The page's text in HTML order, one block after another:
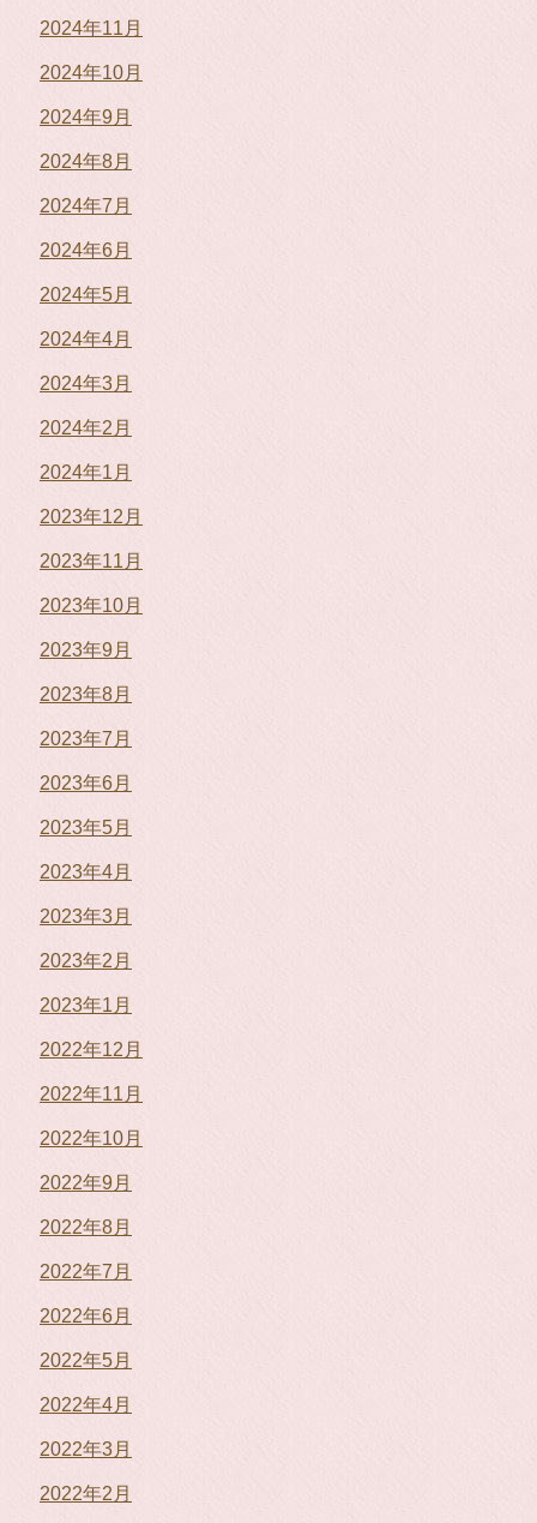
2024年11月
2024年10月
2024年9月
2024年8月
2024年7月
2024年6月
2024年5月
2024年4月
2024年3月
2024年2月
2024年1月
2023年12月
2023年11月
2023年10月
2023年9月
2023年8月
2023年7月
2023年6月
2023年5月
2023年4月
2023年3月
2023年2月
2023年1月
2022年12月
2022年11月
2022年10月
2022年9月
2022年8月
2022年7月
2022年6月
2022年5月
2022年4月
2022年3月
2022年2月